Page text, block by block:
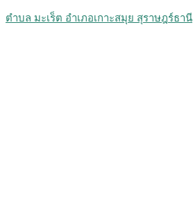
ตำบล มะเร็ต อำเภอเกาะสมุย สุราษฎร์ธานี